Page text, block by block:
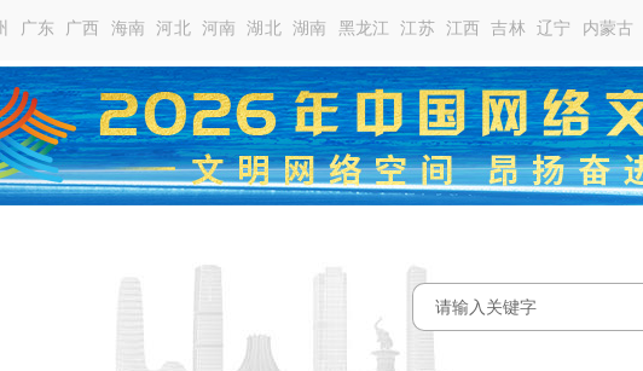
广东 广西 海南 河北 河南 湖北 湖南 黑龙江 江苏 江西 吉林 辽宁 内蒙古